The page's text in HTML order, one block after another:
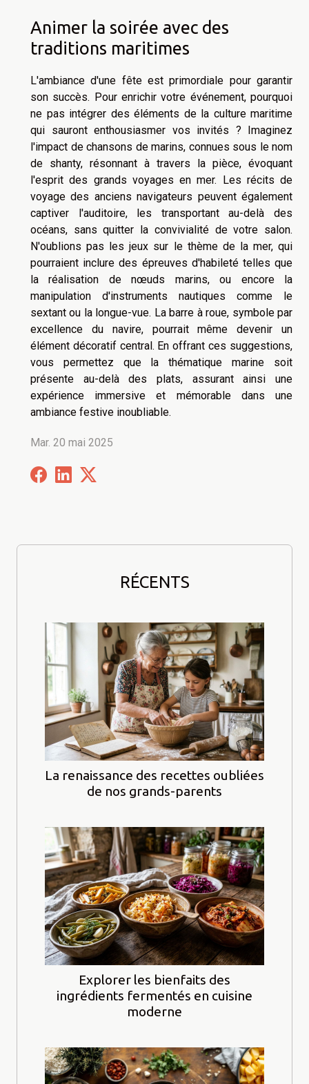
RÉCENTS
La renaissance des recettes oubliées
de nos grands-parents
Explorer les bienfaits des
ingrédients fermentés en cuisine
moderne
Animer la soirée avec des
traditions maritimes
L'ambiance d'une fête est primordiale pour garantir
son succès. Pour enrichir votre événement, pourquoi
ne pas intégrer des éléments de la culture maritime
qui sauront enthousiasmer vos invités ? Imaginez
l'impact de chansons de marins, connues sous le nom
de shanty, résonnant à travers la pièce, évoquant
l'esprit des grands voyages en mer. Les récits de
voyage des anciens navigateurs peuvent également
captiver l'auditoire, les transportant au-delà des
océans, sans quitter la convivialité de votre salon.
N'oublions pas les jeux sur le thème de la mer, qui
pourraient inclure des épreuves d'habileté telles que
la réalisation de nœuds marins, ou encore la
manipulation d'instruments nautiques comme le
sextant ou la longue-vue. La barre à roue, symbole par
excellence du navire, pourrait même devenir un
élément décoratif central. En offrant ces suggestions,
vous permettez que la thématique marine soit
présente au-delà des plats, assurant ainsi une
expérience immersive et mémorable dans une
ambiance festive inoubliable.
Mar. 20 mai 2025